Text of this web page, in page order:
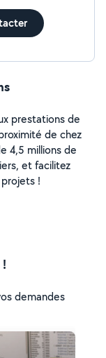
prestations de
de chez
4,5 millions de
et facilitez
!
demandes